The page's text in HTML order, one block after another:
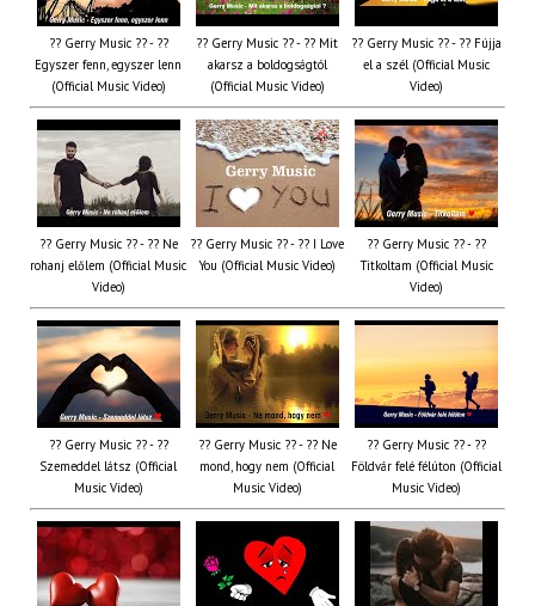
?? Gerry Music ?? - ??
Egyszer fenn, egyszer lenn
(Official Music Video)
?? Gerry Music ?? - ?? Mit
akarsz a boldogságtól
(Official Music Video)
?? Gerry Music ?? - ?? Fújja
el a szél (Official Music
Video)
?? Gerry Music ?? - ?? Ne
rohanj előlem (Official Music
Video)
?? Gerry Music ?? - ?? I Love
You (Official Music Video)
?? Gerry Music ?? - ??
Titkoltam (Official Music
Video)
?? Gerry Music ?? - ??
Szemeddel látsz (Official
Music Video)
?? Gerry Music ?? - ?? Ne
mond, hogy nem (Official
Music Video)
?? Gerry Music ?? - ??
Földvár felé félúton (Official
Music Video)